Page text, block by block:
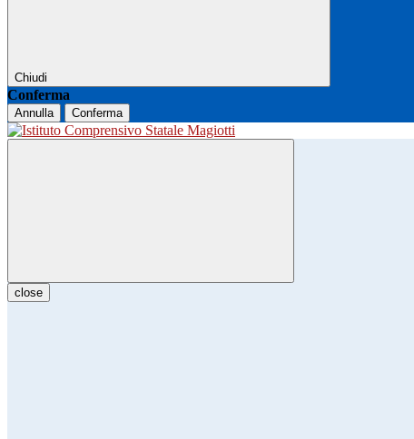
Chiudi
Conferma
Annulla Conferma
close